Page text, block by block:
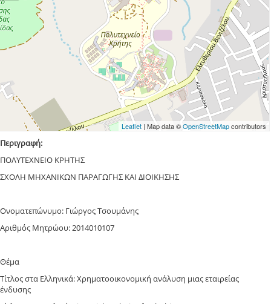
Leaflet| Map data ©OpenStreetMapcontributors
Περιγραφή:
ΠΟΛΥΤΕΧΝΕΙΟ ΚΡΗΤΗΣ
ΣΧΟΛΗ ΜΗΧΑΝΙΚΩΝ ΠΑΡΑΓΩΓΗΣ ΚΑΙ ΔΙΟΙΚΗΣΗΣ
Ονοματεπώνυμο: Γιώργος Τσουμάνης
Αριθμός Μητρώου: 2014010107
Θέμα
Τίτλος στα Ελληνικά: Χρηματοοικονομική ανάλυση μιας εταιρείας
ένδυσης